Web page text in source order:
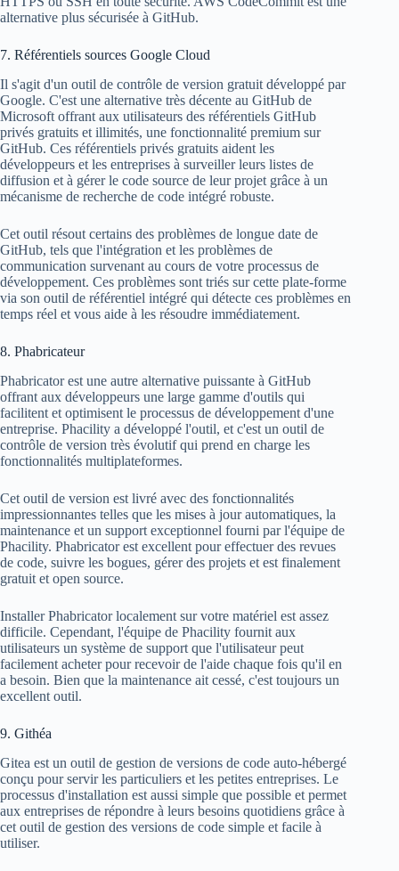
alternative plus sécurisée à GitHub.
7. Référentiels sources Google Cloud
Il s'agit d'un outil de contrôle de version gratuit développé par
Google. C'est une alternative très décente au GitHub de
Microsoft offrant aux utilisateurs des référentiels GitHub
privés gratuits et illimités, une fonctionnalité premium sur
GitHub. Ces référentiels privés gratuits aident les
développeurs et les entreprises à surveiller leurs listes de
diffusion et à gérer le code source de leur projet grâce à un
mécanisme de recherche de code intégré robuste.
Cet outil résout certains des problèmes de longue date de
GitHub, tels que l'intégration et les problèmes de
communication survenant au cours de votre processus de
développement. Ces problèmes sont triés sur cette plate-forme
via son outil de référentiel intégré qui détecte ces problèmes en
temps réel et vous aide à les résoudre immédiatement.
8. Phabricateur
Phabricator est une autre alternative puissante à GitHub
offrant aux développeurs une large gamme d'outils qui
facilitent et optimisent le processus de développement d'une
entreprise. Phacility a développé l'outil, et c'est un outil de
contrôle de version très évolutif qui prend en charge les
fonctionnalités multiplateformes.
Cet outil de version est livré avec des fonctionnalités
impressionnantes telles que les mises à jour automatiques, la
maintenance et un support exceptionnel fourni par l'équipe de
Phacility. Phabricator est excellent pour effectuer des revues
de code, suivre les bogues, gérer des projets et est finalement
gratuit et open source.
Installer Phabricator localement sur votre matériel est assez
difficile. Cependant, l'équipe de Phacility fournit aux
utilisateurs un système de support que l'utilisateur peut
facilement acheter pour recevoir de l'aide chaque fois qu'il en
a besoin. Bien que la maintenance ait cessé, c'est toujours un
excellent outil.
9. Githéa
Gitea est un outil de gestion de versions de code auto-hébergé
conçu pour servir les particuliers et les petites entreprises. Le
processus d'installation est aussi simple que possible et permet
aux entreprises de répondre à leurs besoins quotidiens grâce à
cet outil de gestion des versions de code simple et facile à
utiliser.